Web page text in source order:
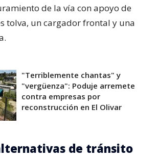
de la vía con apoyo de
tolva, un cargador frontal y una
"Terriblemente chantas" y
"vergüenza": Poduje arremete
contra empresas por
reconstrucción en El Olivar
de tránsito